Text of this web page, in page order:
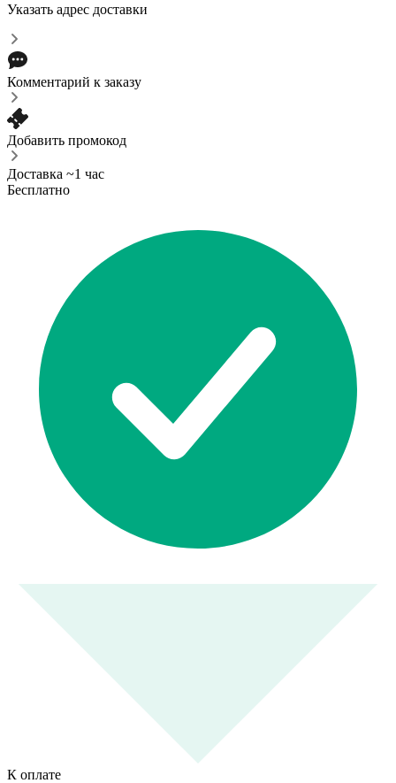
Указать адрес доставки
Комментарий к заказу
Добавить промокод
Доставка ~1 час
Бесплатно
К оплате